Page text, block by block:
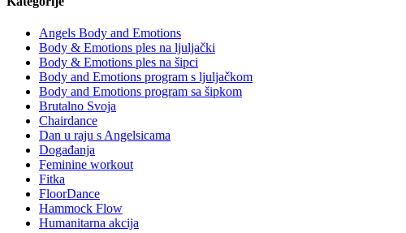
Angels Body and Emotions
Body & Emotions ples na ljuljački
Body & Emotions ples na šipci
Body and Emotions program s ljuljačkom
Body and Emotions program sa šipkom
Brutalno Svoja
Chairdance
Dan u raju s Angelsicama
Događanja
Feminine workout
Fitka
FloorDance
Hammock Flow
Humanitarna akcija